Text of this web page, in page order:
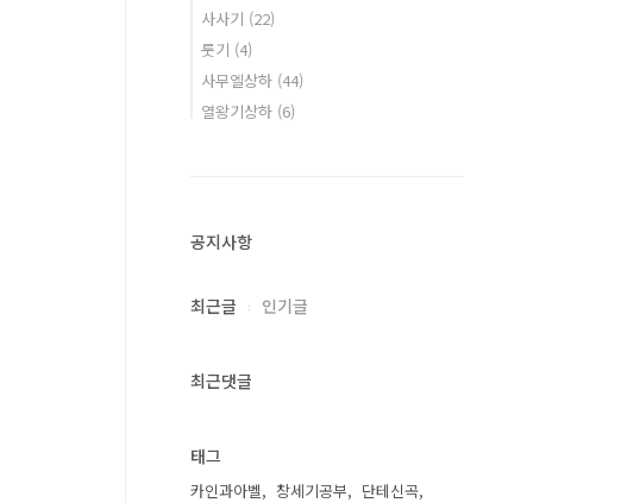
사사기 (22)
룻기 (4)
사무엘상하 (44)
열왕기상하 (6)
공지사항
최근글 인기글
최근댓글
태그
카인과아벨 창세기공부
단테신곡